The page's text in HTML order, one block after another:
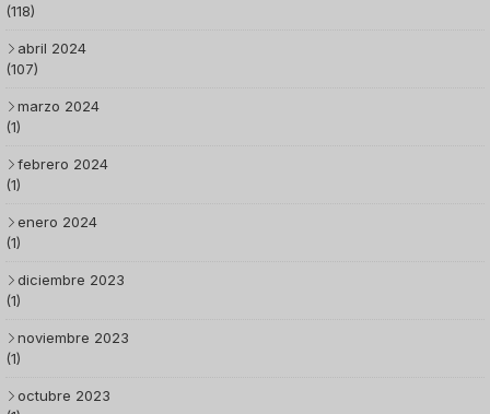
(118)
abril 2024
(107)
marzo 2024
(1)
febrero 2024
(1)
enero 2024
(1)
diciembre 2023
(1)
noviembre 2023
(1)
octubre 2023